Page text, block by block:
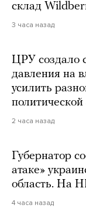
склад
3 часа назад
ЦРУ создало
давления на
усилить
2 часа назад
Губернатор
атаке»
область. На
4 часа назад